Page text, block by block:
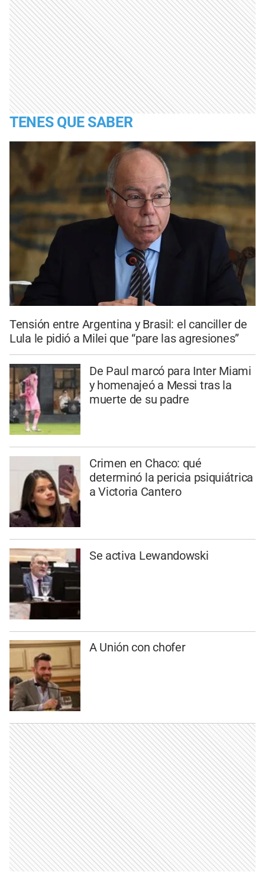
TENES QUE SABER
Tensión entre Argentina y Brasil: el canciller de
Lula le pidió a Milei que “pare las agresiones”
De Paul marcó para Inter Miami
y homenajeó a Messi tras la
muerte de su padre
Crimen en Chaco: qué
determinó la pericia psiquiátrica
a Victoria Cantero
Se activa Lewandowski
A Unión con chofer